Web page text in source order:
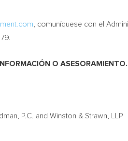
, comuníquese con el
O ASESORAMIENTO.
P.C. and Winston & Strawn, LLP